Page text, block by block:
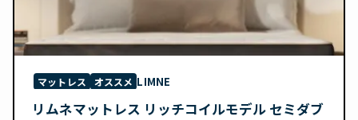
マットレス オススメ LIMNE
リムネマットレス リッチコイルモデル セミダブ